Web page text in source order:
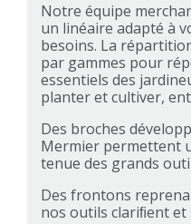
Notre équipe
un linéaire adapté à
besoins. La
par gammes pour
essentiels des
planter et cultiver,
Des broches
Mermier permettent
tenue des grands
Des frontons
nos outils clariﬁent